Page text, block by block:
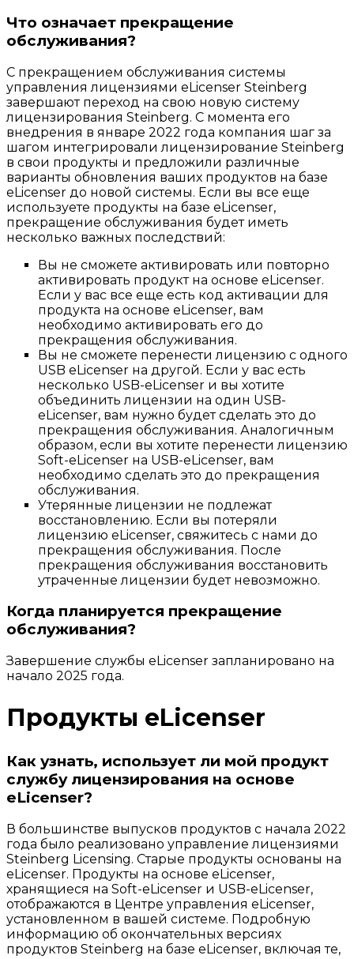
Что означает прекращение
обслуживания?
С прекращением обслуживания системы
управления лицензиями eLicenser Steinberg
завершают переход на свою новую систему
лицензирования Steinberg. С момента его
внедрения в январе 2022 года компания шаг за
шагом интегрировали лицензирование Steinberg
в свои продукты и предложили различные
варианты обновления ваших продуктов на базе
eLicenser до новой системы. Если вы все еще
используете продукты на базе eLicenser,
прекращение обслуживания будет иметь
несколько важных последствий:
Вы не сможете активировать или повторно
активировать продукт на основе eLicenser.
Если у вас все еще есть код активации для
продукта на основе eLicenser, вам
необходимо активировать его до
прекращения обслуживания.
Вы не сможете перенести лицензию с одного
USB eLicenser на другой. Если у вас есть
несколько USB-eLicenser и вы хотите
объединить лицензии на один USB-
eLicenser, вам нужно будет сделать это до
прекращения обслуживания. Аналогичным
образом, если вы хотите перенести лицензию
Soft-eLicenser на USB-eLicenser, вам
необходимо сделать это до прекращения
обслуживания.
Утерянные лицензии не подлежат
восстановлению. Если вы потеряли
лицензию eLicenser, свяжитесь с нами до
прекращения обслуживания. После
прекращения обслуживания восстановить
утраченные лицензии будет невозможно.
Когда планируется прекращение
обслуживания?
Завершение службы eLicenser запланировано на
начало 2025 года.
Продукты eLicenser
Как узнать, использует ли мой продукт
службу лицензирования на основе
eLicenser?
В большинстве выпусков продуктов с начала 2022
года было реализовано управление лицензиями
Steinberg Licensing. Старые продукты основаны на
eLicenser. Продукты на основе eLicenser,
хранящиеся на Soft-eLicenser и USB-eLicenser,
отображаются в Центре управления eLicenser,
установленном в вашей системе. Подробную
информацию об окончательных версиях
продуктов Steinberg на базе eLicenser, включая те,